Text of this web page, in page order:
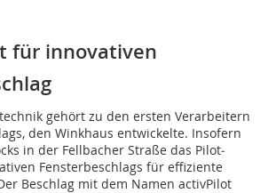
für innovativen
gehört zu den ersten Verarbeitern
den Winkhaus entwickelte. Insofern
in der Fellbacher Straße das Pi­­lot­­
Fensterbeschlags für effiziente
Beschlag mit dem Namen activPilot